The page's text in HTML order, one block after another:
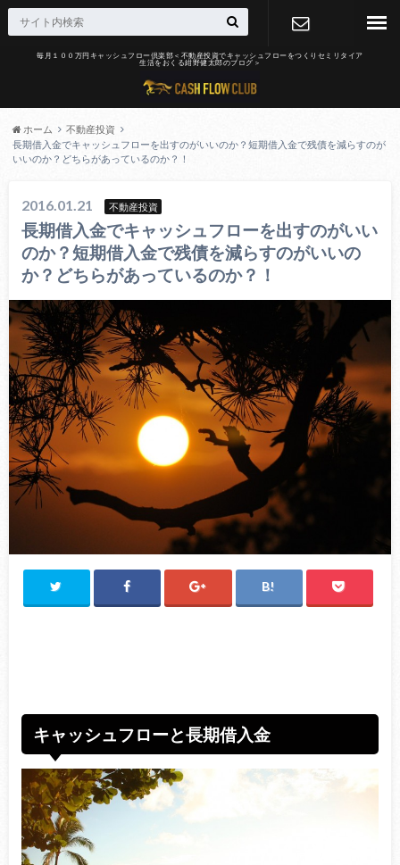
毎月１００万円キャッシュフロー倶楽部＜不動産投資でキャッシュフローをつくりセミリタイア
生活をおくる紺野健太郎のブログ＞
ホーム
不動産投資
長期借入金でキャッシュフローを出すのがいいのか？短期借入金で残債を減らすのが
いいのか？どちらがあっているのか？！
2016.01.21 不動産投資
長期借入金でキャッシュフローを出すのがいい
のか？短期借入金で残債を減らすのがいいの
か？どちらがあっているのか？！
キャッシュフローと長期借入金